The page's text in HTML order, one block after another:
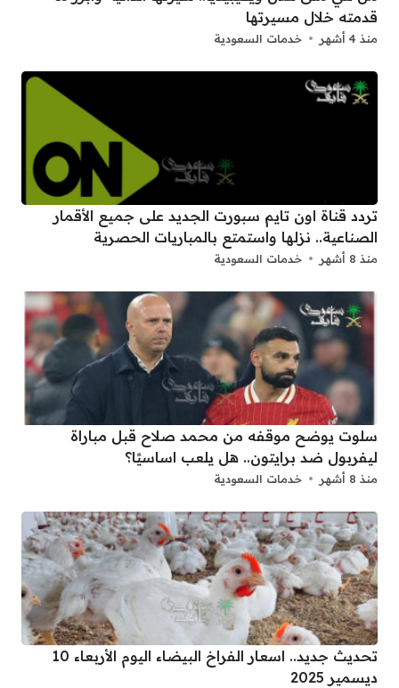
قدمته خلال مسيرتها
منذ 4 أشهر خدمات السعودية
تردد قناة اون تايم سبورت الجديد على جميع الأقمار
الصناعية.. نزلها واستمتع بالمباريات الحصرية
منذ 8 أشهر خدمات السعودية
سلوت يوضح موقفه من محمد صلاح قبل مباراة
ليفربول ضد برايتون.. هل يلعب اساسيًا؟
منذ 8 أشهر خدمات السعودية
تحديث جديد.. اسعار الفراخ البيضاء اليوم الأربعاء 10
ديسمير 2025